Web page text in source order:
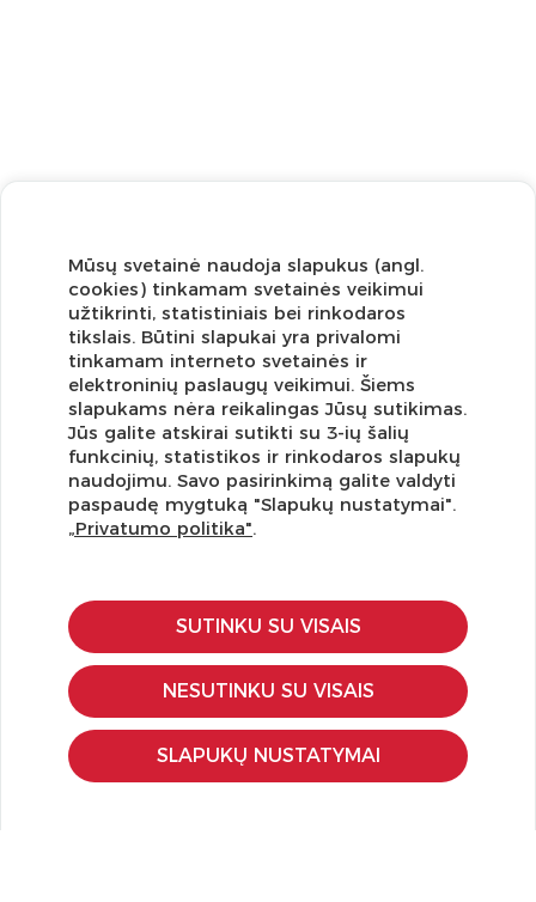
Užsisakykite naujienlaiškį ir pirmi gaukite geriausius
pasiūlymus!
KLIENTŲ APTARNAVIMAS
Pirkimo – pardavimo taisyklės
Pristatymas ir grąžinimas
Apmokėjimo būdai
Kokybės ir saugumo standartai
Privatumo taisyklės
Mūsų svetainė naudoja slapukus (angl.
cookies) tinkamam svetainės veikimui
užtikrinti, statistiniais bei rinkodaros
tikslais. Būtini slapukai yra privalomi
tinkamam interneto svetainės ir
elektroninių paslaugų veikimui. Šiems
slapukams nėra reikalingas Jūsų sutikimas.
Jūs galite atskirai sutikti su 3-ių šalių
funkcinių, statistikos ir rinkodaros slapukų
naudojimu. Savo pasirinkimą galite valdyti
paspaudę mygtuką "Slapukų nustatymai".
„Privatumo politika".
SUTINKU SU VISAIS
NESUTINKU SU VISAIS
SLAPUKŲ NUSTATYMAI